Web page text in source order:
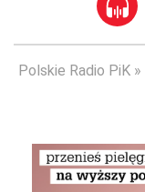
Polskie Radio PiK